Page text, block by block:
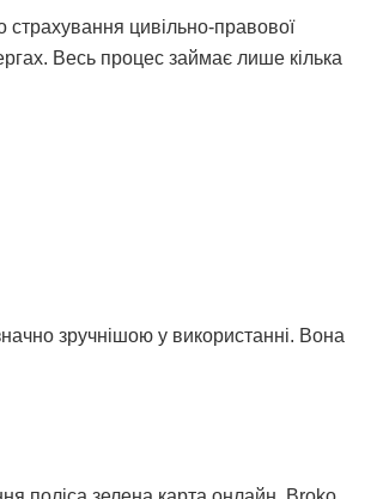
цивільно-правової
Весь процес займає лише кілька
зручнішою у використанні. Вона